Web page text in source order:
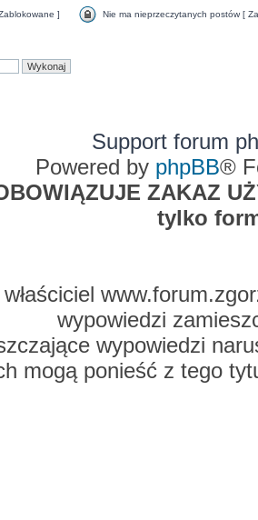
] Nie ma nieprzeczytanych postów [
Support forum
Powered by phpBB®
ZAKAZ
tylko
wypowiedzi
wypowiedzi
mogą ponieść z tego